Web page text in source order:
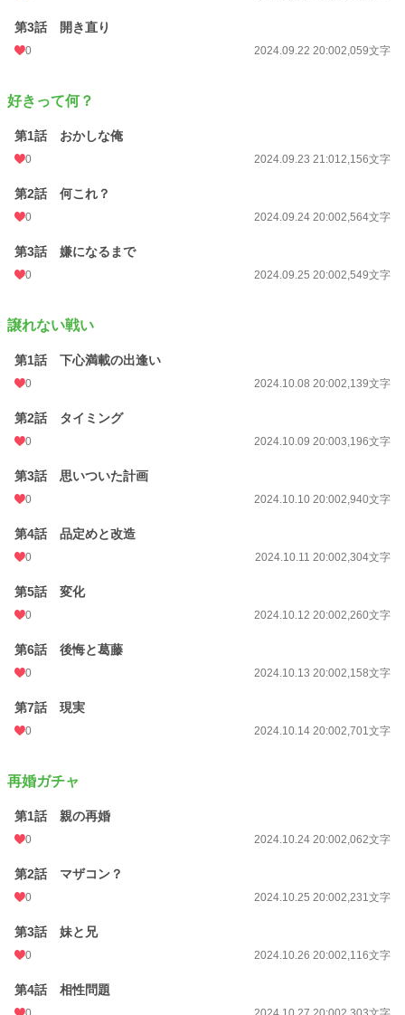
第3話 開き直り
0 2024.09.22 20:002,059文字
好きって何？
第1話 おかしな俺
0 2024.09.23 21:012,156文字
第2話 何これ？
0 2024.09.24 20:002,564文字
第3話 嫌になるまで
0 2024.09.25 20:002,549文字
譲れない戦い
第1話 下心満載の出逢い
0 2024.10.08 20:002,139文字
第2話 タイミング
0 2024.10.09 20:003,196文字
第3話 思いついた計画
0 2024.10.10 20:002,940文字
第4話 品定めと改造
0 2024.10.11 20:002,304文字
第5話 変化
0 2024.10.12 20:002,260文字
第6話 後悔と葛藤
0 2024.10.13 20:002,158文字
第7話 現実
0 2024.10.14 20:002,701文字
再婚ガチャ
第1話 親の再婚
0 2024.10.24 20:002,062文字
第2話 マザコン？
0 2024.10.25 20:002,231文字
第3話 妹と兄
0 2024.10.26 20:002,116文字
第4話 相性問題